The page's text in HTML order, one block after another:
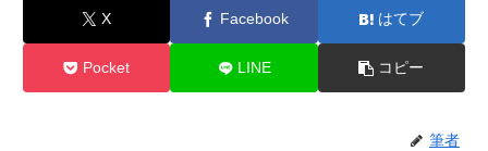
X Facebook はてブ
Pocket LINE コピー
筆者